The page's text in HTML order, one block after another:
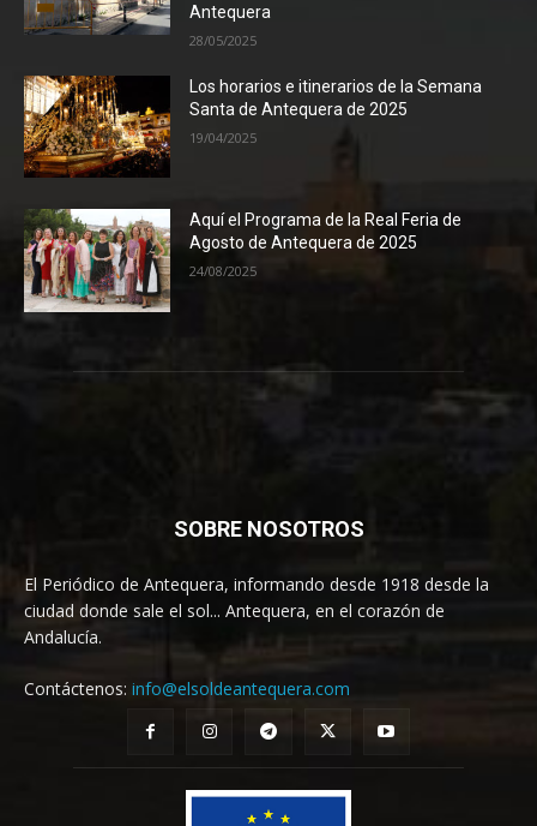
Antequera
28/05/2025
Los horarios e itinerarios de la Semana
Santa de Antequera de 2025
19/04/2025
Aquí el Programa de la Real Feria de
Agosto de Antequera de 2025
24/08/2025
SOBRE NOSOTROS
El Periódico de Antequera, informando desde 1918 desde la
ciudad donde sale el sol... Antequera, en el corazón de
Andalucía.
Contáctenos: info@elsoldeantequera.com